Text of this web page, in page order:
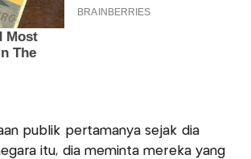
publik pertamanya sejak dia
itu, dia meminta mereka yang